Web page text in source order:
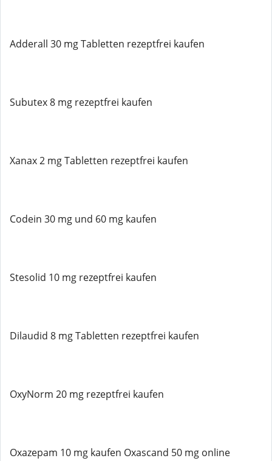
Adderall 30 mg Tabletten rezeptfrei kaufen
Subutex 8 mg rezeptfrei kaufen
Xanax 2 mg Tabletten rezeptfrei kaufen
Codein 30 mg und 60 mg kaufen
Stesolid 10 mg rezeptfrei kaufen
Dilaudid 8 mg Tabletten rezeptfrei kaufen
OxyNorm 20 mg rezeptfrei kaufen
Oxazepam 10 mg kaufen Oxascand 50 mg online